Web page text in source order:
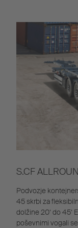
S.CF
Podvozje
45 skrbi za
dolžine 20‘ do 45‘
poševnimi vogali